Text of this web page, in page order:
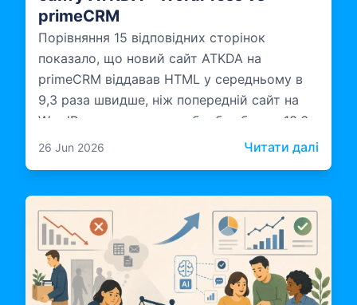
primeCRM
Порівняння 15 відповідних сторінок
показало, що новий сайт ATKDA на
primeCRM віддавав HTML у середньому в
9,3 раза швидше, ніж попередній сайт на
WordPress, а серверна обробка була у 10,6
раза швидшою.
26 Jun 2026 Читати далі